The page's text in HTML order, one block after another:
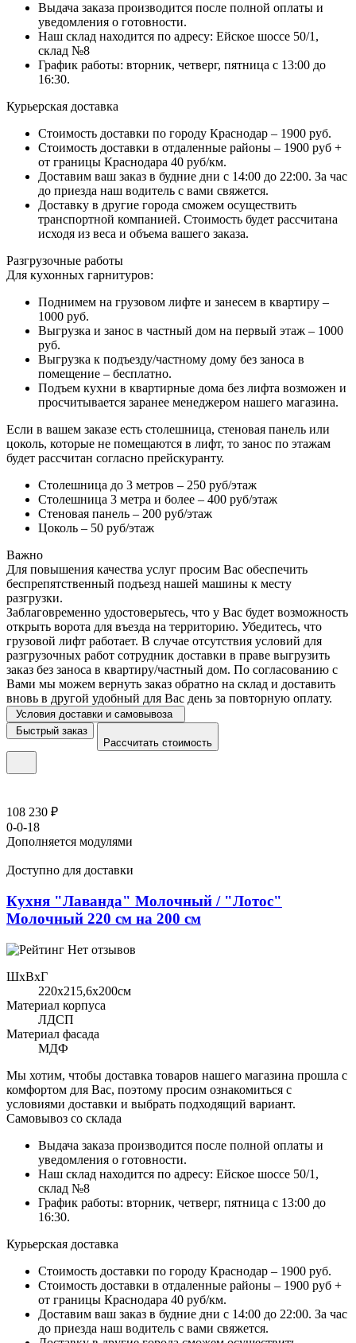
Выдача заказа производится после полной оплаты и
уведомления о готовности.
Наш склад находится по адресу: Ейское шоссе 50/1,
склад №8
График работы: вторник, четверг, пятница с 13:00 до
16:30.
Курьерская доставка
Стоимость доставки по городу Краснодар – 1900 руб.
Стоимость доставки в отдаленные районы – 1900 руб +
от границы Краснодара 40 руб/км.
Доставим ваш заказ в будние дни с 14:00 до 22:00. За час
до приезда наш водитель с вами свяжется.
Доставку в другие города сможем осуществить
транспортной компанией. Стоимость будет рассчитана
исходя из веса и объема вашего заказа.
Разгрузочные работы
Для кухонных гарнитуров:
Поднимем на грузовом лифте и занесем в квартиру –
1000 руб.
Выгрузка и занос в частный дом на первый этаж – 1000
руб.
Выгрузка к подъезду/частному дому без заноса в
помещение – бесплатно.
Подъем кухни в квартирные дома без лифта возможен и
просчитывается заранее менеджером нашего магазина.
Если в вашем заказе есть столешница, стеновая панель или
цоколь, которые не помещаются в лифт, то занос по этажам
будет рассчитан согласно прейскуранту.
Столешница до 3 метров – 250 руб/этаж
Столешница 3 метра и более – 400 руб/этаж
Стеновая панель – 200 руб/этаж
Цоколь – 50 руб/этаж
Важно
Для повышения качества услуг просим Вас обеспечить
беспрепятственный подъезд нашей машины к месту
разгрузки.
Заблаговременно удостоверьтесь, что у Вас будет возможность
открыть ворота для въезда на территорию. Убедитесь, что
грузовой лифт работает. В случае отсутствия условий для
разгрузочных работ сотрудник доставки в праве выгрузить
заказ без заноса в квартиру/частный дом. По согласованию с
Вами мы можем вернуть заказ обратно на склад и доставить
вновь в другой удобный для Вас день за повторную оплату.
Условия доставки и самовывоза
Быстрый заказ
Рассчитать стоимость
108 230 ₽
0-0-18
Дополняется модулями
Доступно для доставки
Кухня "Лаванда" Молочный / "Лотос"
Молочный 220 см на 200 см
Нет отзывов
ШхВхГ
220x215,6х200см
Материал корпуса
ЛДСП
Материал фасада
МДФ
Мы хотим, чтобы доставка товаров нашего магазина прошла с
комфортом для Вас, поэтому просим ознакомиться с
условиями доставки и выбрать подходящий вариант.
Самовывоз со склада
Выдача заказа производится после полной оплаты и
уведомления о готовности.
Наш склад находится по адресу: Ейское шоссе 50/1,
склад №8
График работы: вторник, четверг, пятница с 13:00 до
16:30.
Курьерская доставка
Стоимость доставки по городу Краснодар – 1900 руб.
Стоимость доставки в отдаленные районы – 1900 руб +
от границы Краснодара 40 руб/км.
Доставим ваш заказ в будние дни с 14:00 до 22:00. За час
до приезда наш водитель с вами свяжется.